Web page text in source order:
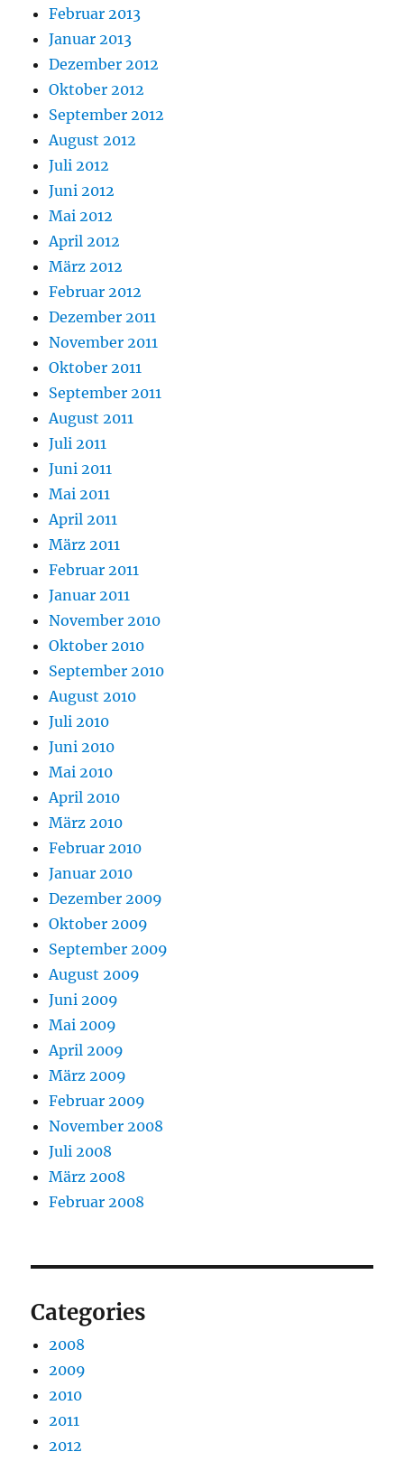
Februar 2013
Januar 2013
Dezember 2012
Oktober 2012
September 2012
August 2012
Juli 2012
Juni 2012
Mai 2012
April 2012
März 2012
Februar 2012
Dezember 2011
November 2011
Oktober 2011
September 2011
August 2011
Juli 2011
Juni 2011
Mai 2011
April 2011
März 2011
Februar 2011
Januar 2011
November 2010
Oktober 2010
September 2010
August 2010
Juli 2010
Juni 2010
Mai 2010
April 2010
März 2010
Februar 2010
Januar 2010
Dezember 2009
Oktober 2009
September 2009
August 2009
Juni 2009
Mai 2009
April 2009
März 2009
Februar 2009
November 2008
Juli 2008
März 2008
Februar 2008
Categories
2008
2009
2010
2011
2012